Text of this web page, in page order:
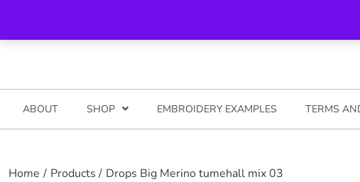
content
info@katsyshop.com Pood: Ilmatsalu, tn 5,
ABOUT SHOP EMBROIDERY EXAMPLES TERMS
Home Products Drops Big Merino tumehall mix 03